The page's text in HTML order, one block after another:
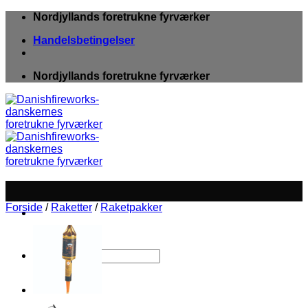
Fortsæt
indhold
Nordjyllands foretrukne fyrværker
Handelsbetingelser
Nordjyllands foretrukne fyrværker
Forside / Raketter / Raketpakker